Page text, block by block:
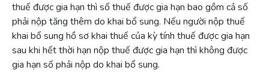
thuế được gia hạn thì số thuế được gia hạn bao gồm cả số
phải nộp tăng thêm do khai bổ sung. Nếu người nộp thuế
khai bổ sung hồ sơ khai thuế của kỳ tính thuế được gia hạn
sau khi hết thời hạn nộp thuế được gia hạn thì không được
gia hạn số phải nộp do khai bổ sung.